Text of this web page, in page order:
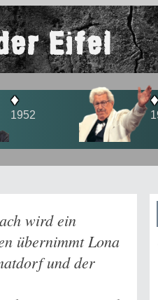
Eifel
1956
wird ein
übernimmt Lona
und der